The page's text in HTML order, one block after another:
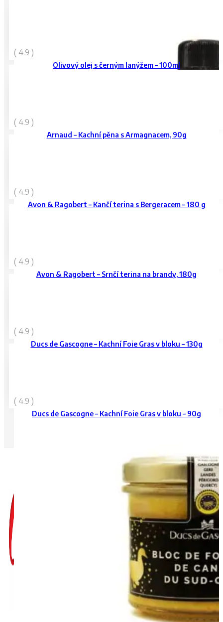
( 4.9 )
Olivový olej s černým lanýžem – 100ml
299 Kč
( 4.9 )
Arnaud – Kachní pěna s Armagnacem, 90g
79 Kč
( 4.9 )
Avon & Ragobert – Kančí terina s Bergeracem – 180 g
119Kč
( 4.9 )
Avon & Ragobert – Srnčí terina na brandy, 180g
119Kč
( 4.9 )
Ducs de Gascogne – Kachní Foie Gras v bloku – 130g
729 Kč
( 4.9 )
Ducs de Gascogne – Kachní Foie Gras v bloku – 90g
499 Kč